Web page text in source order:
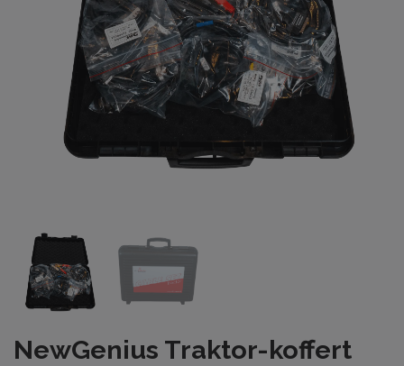
NewGenius Traktor-koffert